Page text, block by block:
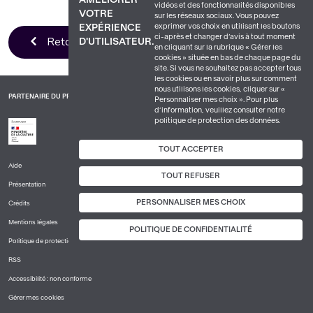
VOTRE
EXPÉRIENCE
D'UTILISATEUR.
vidéos et des fonctionnalités disponibles
sur les réseaux sociaux. Vous pouvez
exprimer vos choix en utilisant les boutons
ci-après et changer d’avis à tout moment
en cliquant sur la rubrique « Gérer les
cookies » située en bas de chaque page du
site. Si vous ne souhaitez pas accepter tous
les cookies ou en savoir plus sur comment
nous utilisons les cookies, cliquer sur «
Personnaliser mes choix ». Pour plus
d’information, veuillez consulter notre
politique de protection des données.
TOUT ACCEPTER
TOUT REFUSER
PERSONNALISER MES CHOIX
POLITIQUE DE CONFIDENTIALITÉ
Retour à la liste
PARTENAIRE DU PROJET
DE
PAGE
1
Aide
Présentation
Crédits
Mentions légales
Politique de protection des données à caractère personnel
RSS
Accessibilité : non conforme
Gérer mes cookies